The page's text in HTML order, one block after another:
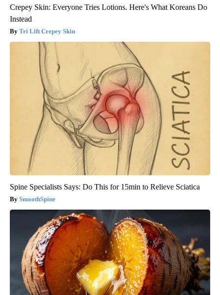
Crepey Skin: Everyone Tries Lotions. Here's What Koreans Do
Instead
Tri Lift Crepey Skin
Spine Specialists Says: Do This for 15min to Relieve Sciatica
SmoothSpine